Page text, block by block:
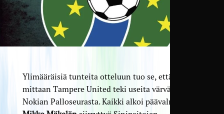
Ylimääräisiä tunteita otteluun tuo se, että talven
mittaan Tampere United teki useita värväyksiä
Nokian Palloseurasta. Kaikki alkoi päävalmentaja